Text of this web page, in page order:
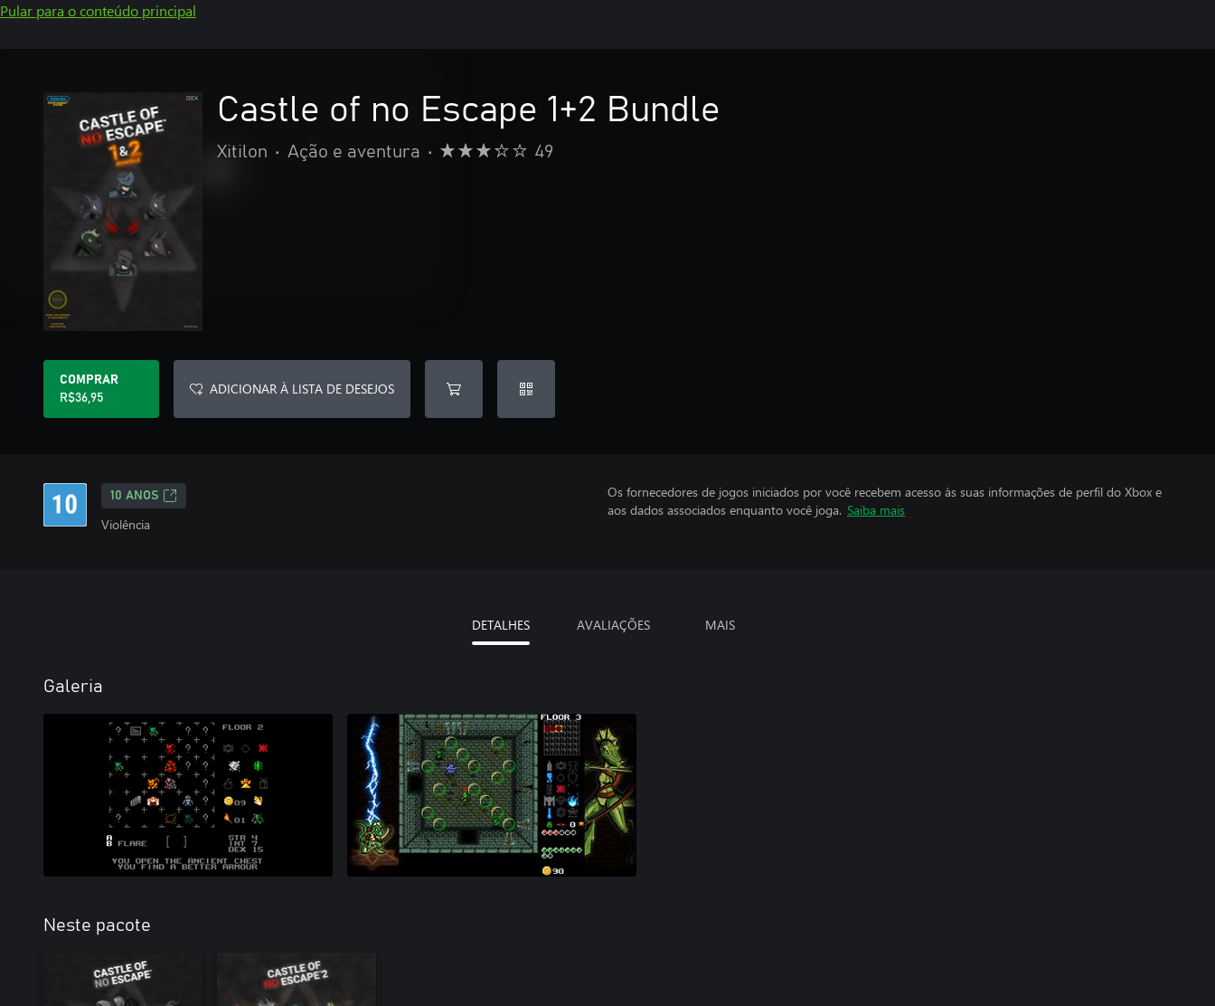
Pular para o conteúdo principal
Castle of no Escape 1+2 Bundle
Xitilon • Ação e aventura • 49
COMPRAR
R$36,95
ADICIONAR À LISTA DE DESEJOS
10 ANOS
Violência
Os fornecedores de jogos iniciados por você recebem acesso às suas informações de perfil do Xbox e
aos dados associados enquanto você joga. Saiba mais
DETALHES AVALIAÇÕES MAIS
Galeria
Neste pacote